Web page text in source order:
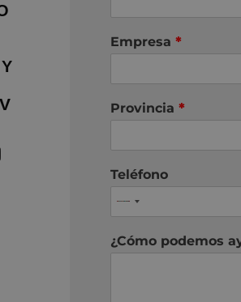
Empresa *
Provincia *
Teléfono
¿Cómo podemos